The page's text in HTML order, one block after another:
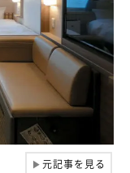
▶元記事を見る